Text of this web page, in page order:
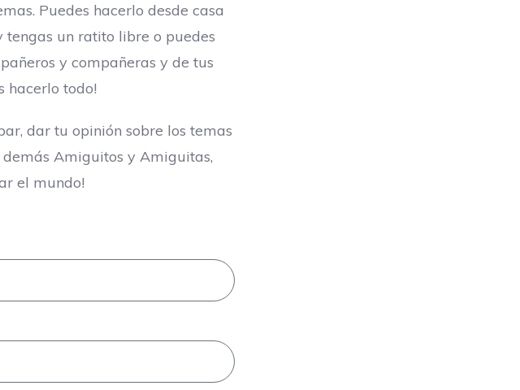
Puedes hacerlo desde casa
tengas un ratito libre o puedes
y compañeras y de tus
hacerlo todo!
dar tu opinión sobre los temas
Amiguitos y Amiguitas,
el mundo!